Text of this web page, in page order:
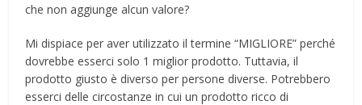
che non aggiunge alcun valore?
Mi dispiace per aver utilizzato il termine “MIGLIORE” perché
dovrebbe esserci solo 1 miglior prodotto. Tuttavia, il
prodotto giusto è diverso per persone diverse. Potrebbero
esserci delle circostanze in cui un prodotto ricco di